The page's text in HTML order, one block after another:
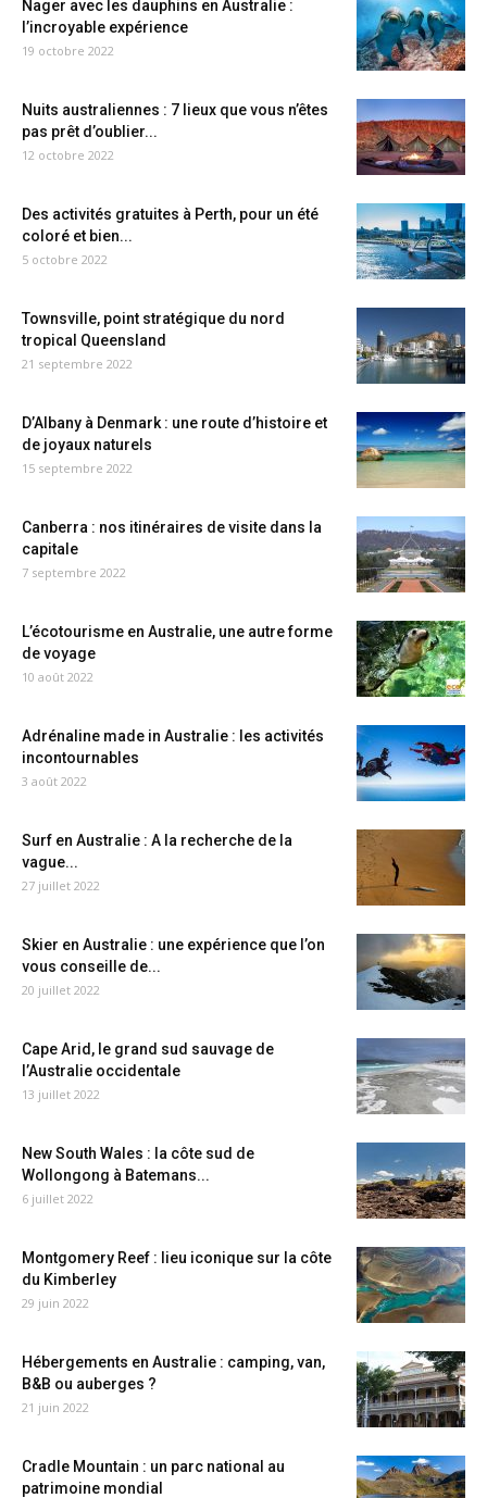
Nager avec les dauphins en Australie :
l’incroyable expérience
19 octobre 2022
Nuits australiennes : 7 lieux que vous n’êtes
pas prêt d’oublier...
12 octobre 2022
Des activités gratuites à Perth, pour un été
coloré et bien...
5 octobre 2022
Townsville, point stratégique du nord
tropical Queensland
21 septembre 2022
D’Albany à Denmark : une route d’histoire et
de joyaux naturels
15 septembre 2022
Canberra : nos itinéraires de visite dans la
capitale
7 septembre 2022
L’écotourisme en Australie, une autre forme
de voyage
10 août 2022
Adrénaline made in Australie : les activités
incontournables
3 août 2022
Surf en Australie : A la recherche de la
vague...
27 juillet 2022
Skier en Australie : une expérience que l’on
vous conseille de...
20 juillet 2022
Cape Arid, le grand sud sauvage de
l’Australie occidentale
13 juillet 2022
New South Wales : la côte sud de
Wollongong à Batemans...
6 juillet 2022
Montgomery Reef : lieu iconique sur la côte
du Kimberley
29 juin 2022
Hébergements en Australie : camping, van,
B&B ou auberges ?
21 juin 2022
Cradle Mountain : un parc national au
patrimoine mondial